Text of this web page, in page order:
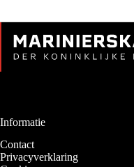
Informatie
Contact
Privacyverklaring